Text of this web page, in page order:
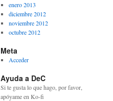
enero 2013
diciembre 2012
noviembre 2012
octubre 2012
Meta
Acceder
Ayuda a DeC
Si te gusta lo que hago, por favor,
apóyame en Ko-fi